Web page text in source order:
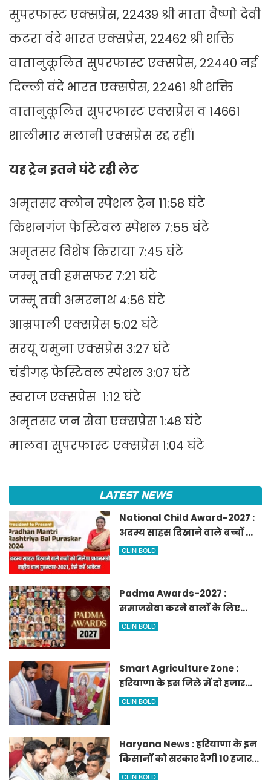
सुपरफास्ट एक्सप्रेस, 22439 श्री माता वैष्णो देवी
कटरा वंदे भारत एक्सप्रेस, 22462 श्री शक्ति
वातानुकूलित सुपरफास्ट एक्सप्रेस, 22440 नई
दिल्ली वंदे भारत एक्सप्रेस, 22461 श्री शक्ति
वातानुकूलित सुपरफास्ट एक्सप्रेस व 14661
शालीमार मलानी एक्सप्रेस रद्द रहीं।
यह ट्रेन इतने घंटे रही लेट
अमृतसर क्लोन स्पेशल ट्रेन 11:58 घंटे
किशनगंज फेस्टिवल स्पेशल 7:55 घंटे
अमृतसर विशेष किराया 7:45 घंटे
जम्मू तवी हमसफर 7:21 घंटे
जम्मू तवी अमरनाथ 4:56 घंटे
आम्रपाली एक्सप्रेस 5:02 घंटे
सरयू यमुना एक्सप्रेस 3:27 घंटे
चंडीगढ़ फेस्टिवल स्पेशल 3:07 घंटे
स्वराज एक्सप्रेस 1:12 घंटे
अमृतसर जन सेवा एक्सप्रेस 1:48 घंटे
मालवा सुपरफास्ट एक्सप्रेस 1:04 घंटे
LATEST NEWS
National Child Award-2027 :
अदम्य साहस दिखाने वाले बच्चों को
मिलेगा प्रधानमंत्री राष्ट्रीय बाल
CLIN BOLD
Padma Awards-2027 :
समाजसेवा करने वालों के लिए
सुनेहरा मौका, गृह मंत्रालय ने
CLIN BOLD
Smart Agriculture Zone :
हरियाणा के इस जिले में दो हजार
एकड़ में बनेगा स्मार्ट एग्रीकल्चर
CLIN BOLD
Haryana News : हरियाणा के इन
किसानों को सरकार देगी 10 हजार
रुपये प्रति एकड़, सीएम सैनी की
CLIN BOLD